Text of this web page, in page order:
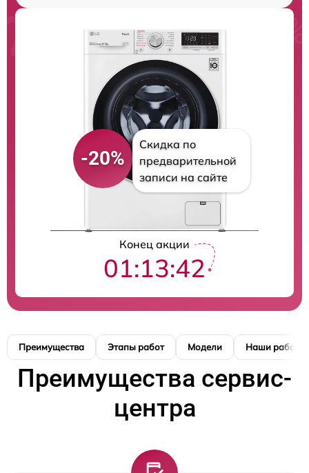
-20%
Скидка по
предварительной
записи на сайте
Конец акции
01:13:42
Преимущества Этапы работ Модели Наши работы
Преимущества сервис-
центра